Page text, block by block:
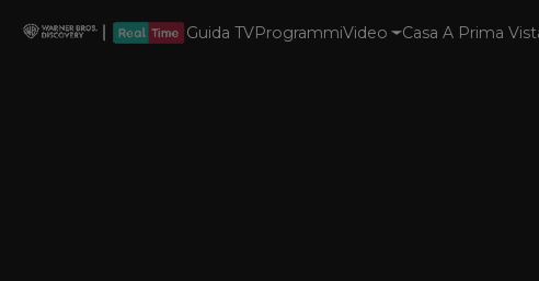
Guida TVProgrammiVideo Casa A Prima